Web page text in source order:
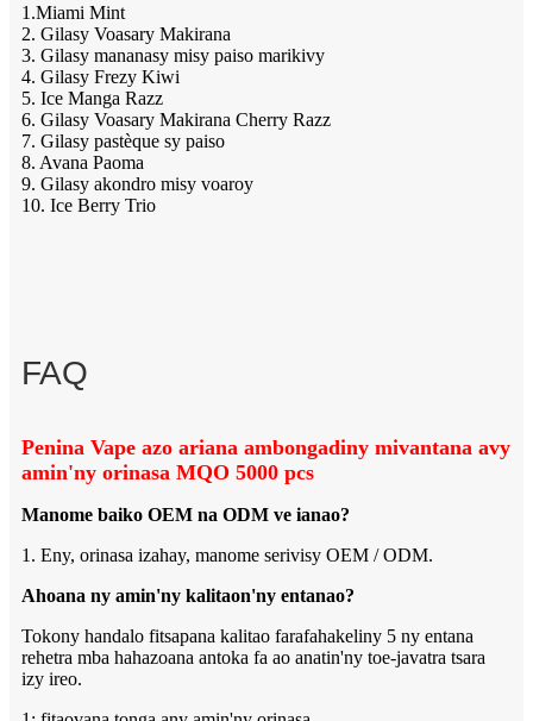
1.Miami Mint
2. Gilasy Voasary Makirana
3. Gilasy mananasy misy paiso marikivy
4. Gilasy Frezy Kiwi
5. Ice Manga Razz
6. Gilasy Voasary Makirana Cherry Razz
7. Gilasy pastèque sy paiso
8. Avana Paoma
9. Gilasy akondro misy voaroy
10. Ice Berry Trio
FAQ
Penina Vape azo ariana ambongadiny mivantana avy
amin'ny orinasa MQO 5000 pcs
Manome baiko OEM na ODM ve ianao?
1. Eny, orinasa izahay, manome serivisy OEM / ODM.
Ahoana ny amin'ny kalitaon'ny entanao?
Tokony handalo fitsapana kalitao farafahakeliny 5 ny entana
rehetra mba hahazoana antoka fa ao anatin'ny toe-javatra tsara
izy ireo.